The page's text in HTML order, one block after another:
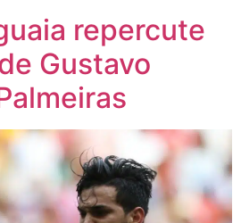
repercute
Gustavo